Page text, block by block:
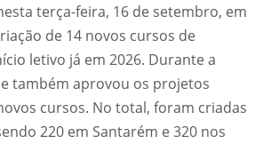
terça-feira, 16 de setembro, em
de 14 novos cursos de
letivo já em 2026. Durante a
também aprovou os projetos
cursos. No total, foram criadas
220 em Santarém e 320 nos